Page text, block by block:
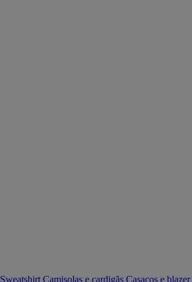
Sweatshirt Camisolas e cardigãs Casacos e blazer